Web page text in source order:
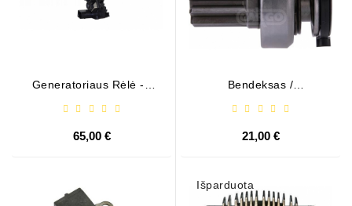
Generatoriaus Rėlė - /
65,00 €
Bendeksas /
21,00 €
Išparduota